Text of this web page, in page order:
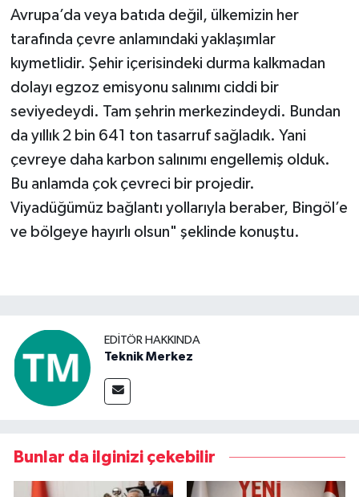
Avrupa’da veya batıda değil, ülkemizin her
tarafında çevre anlamındaki yaklaşımlar
kıymetlidir. Şehir içerisindeki durma kalkmadan
dolayı egzoz emisyonu salınımı ciddi bir
seviyedeydi. Tam şehrin merkezindeydi. Bundan
da yıllık 2 bin 641 ton tasarruf sağladık. Yani
çevreye daha karbon salınımı engellemiş olduk.
Bu anlamda çok çevreci bir projedir.
Viyadüğümüz bağlantı yollarıyla beraber, Bingöl’e
ve bölgeye hayırlı olsun" şeklinde konuştu.
EDITÖR HAKKINDA
Teknik Merkez
Bunlar da ilginizi çekebilir